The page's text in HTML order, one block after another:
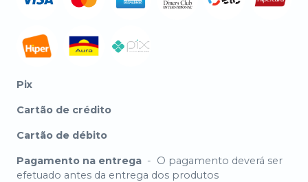
Pix
Cartão de crédito
Cartão de débito
Pagamento na entrega - O pagamento deverá ser
efetuado antes da entrega dos produtos